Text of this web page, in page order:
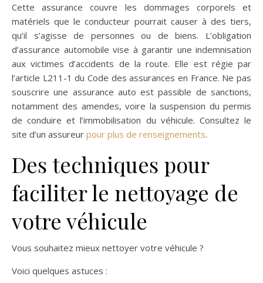
Cette assurance couvre les dommages corporels et
matériels que le conducteur pourrait causer à des tiers,
qu’il s’agisse de personnes ou de biens. L’obligation
d’assurance automobile vise à garantir une indemnisation
aux victimes d’accidents de la route. Elle est régie par
l’article L211-1 du Code des assurances en France. Ne pas
souscrire une assurance auto est passible de sanctions,
notamment des amendes, voire la suspension du permis
de conduire et l’immobilisation du véhicule. Consultez le
site d’un assureur pour plus de renseignements.
Des techniques pour
faciliter le nettoyage de
votre véhicule
Vous souhaitez mieux nettoyer votre véhicule ?
Voici quelques astuces :